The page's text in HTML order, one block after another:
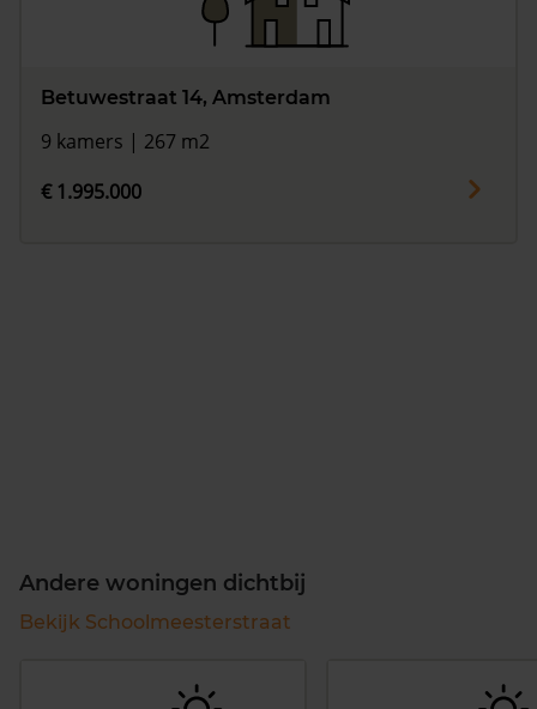
Betuwestraat 14, Amsterdam
9 kamers | 267 m2
€ 1.995.000
Andere woningen dichtbij
Bekijk Schoolmeesterstraat